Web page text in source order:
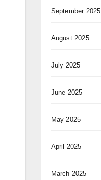
September 2025
August 2025
July 2025
June 2025
May 2025
April 2025
March 2025